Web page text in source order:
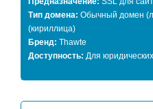
Тип домена: Обычный домен
(кириллица)
Бренд: Thawte
Доступность: Для